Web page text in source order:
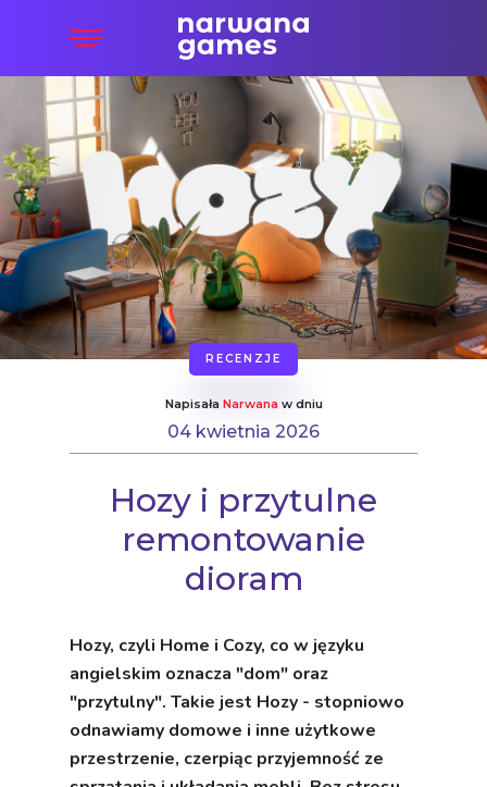
RECENZJE
Napisała Narwana w dniu
04 kwietnia 2026
Hozy i przytulne
remontowanie
dioram
Hozy, czyli Home i Cozy, co w języku
angielskim oznacza "dom" oraz
"przytulny". Takie jest Hozy - stopniowo
odnawiamy domowe i inne użytkowe
przestrzenie, czerpiąc przyjemność ze